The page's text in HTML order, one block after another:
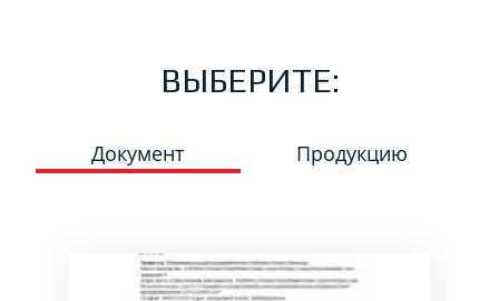
ВЫБЕРИТЕ:
Документ Продукцию